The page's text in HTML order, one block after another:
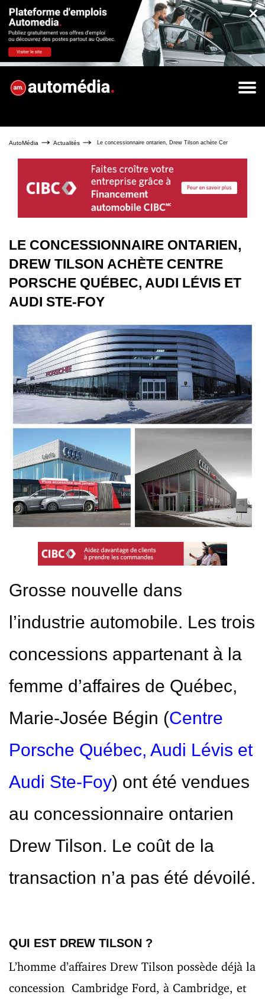
×
AutoMédia Actualités Le concessionnaire ontarien, Drew Tilson achète Centre Porsche
LE CONCESSIONNAIRE ONTARIEN,
DREW TILSON ACHÈTE CENTRE
PORSCHE QUÉBEC, AUDI LÉVIS ET
AUDI STE-FOY
Grosse nouvelle dans
l’industrie automobile. Les trois
concessions appartenant à la
femme d’affaires de Québec,
Marie-Josée Bégin (Centre
Porsche Québec, Audi Lévis et
Audi Ste-Foy) ont été vendues
au concessionnaire ontarien
Drew Tilson. Le coût de la
transaction n’a pas été dévoilé.
QUI EST DREW TILSON ?
L’homme d’affaires Drew Tilson possède déjà la
concession Cambridge Ford, à Cambridge, et